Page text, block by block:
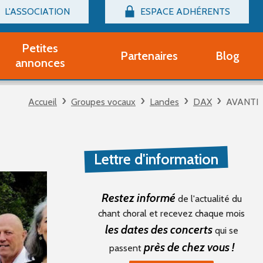
L'ASSOCIATION
Billetterie
adhérent Groupe Vocal
adhérent Partenaire
un compte Découverte
ESPACE ADHÉRENTS
Connexion
Petites
annonces
d'occasion
Partenaires Blog
Accueil Groupes vocaux Landes DAX AVANTI
Lettre d'information
Restez informé de l'actualité du
chant choral et recevez chaque mois
les dates des concertsqui se
passent près de chez vous !